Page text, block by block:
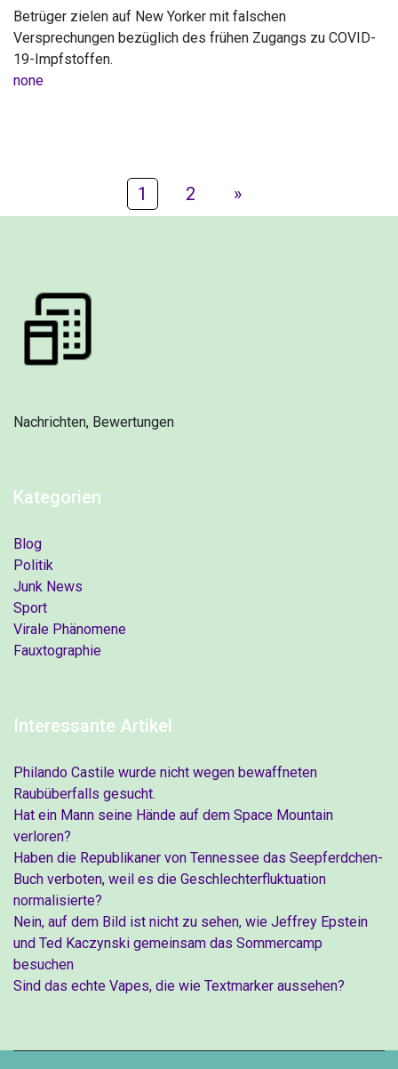
Betrüger zielen auf New Yorker mit falschen
Versprechungen bezüglich des frühen Zugangs zu COVID-
19-Impfstoffen.
none
1 2 »
Nachrichten, Bewertungen
Kategorien
Blog
Politik
Junk News
Sport
Virale Phänomene
Fauxtographie
Interessante Artikel
Philando Castile wurde nicht wegen bewaffneten
Raubüberfalls gesucht.
Hat ein Mann seine Hände auf dem Space Mountain
verloren?
Haben die Republikaner von Tennessee das Seepferdchen-
Buch verboten, weil es die Geschlechterfluktuation
normalisierte?
Nein, auf dem Bild ist nicht zu sehen, wie Jeffrey Epstein
und Ted Kaczynski gemeinsam das Sommercamp
besuchen
Sind das echte Vapes, die wie Textmarker aussehen?